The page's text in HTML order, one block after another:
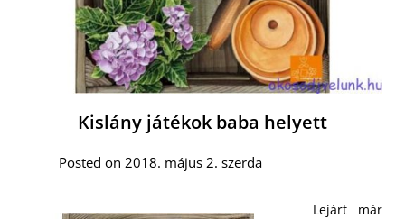
Kislány játékok baba helyett
Posted on 2018. május 2. szerda
Lejárt már